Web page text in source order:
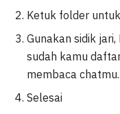
Ketuk folder
Gunakan sidik
sudah kamu
membaca chatmu.
Selesai